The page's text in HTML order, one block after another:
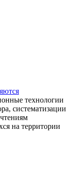
технологии
систематизации
на территории